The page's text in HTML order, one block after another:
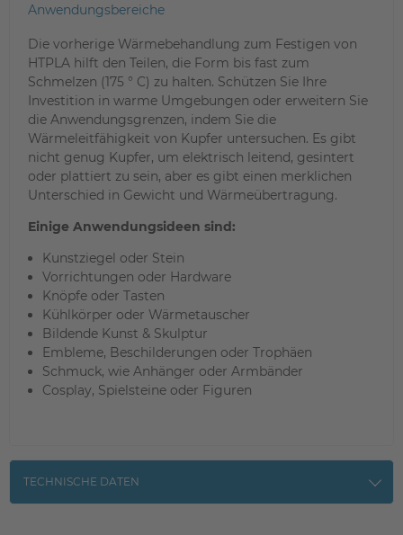
Anwendungsbereiche
Die vorherige Wärmebehandlung zum Festigen von
HTPLA hilft den Teilen, die Form bis fast zum
Schmelzen (175 ° C) zu halten. Schützen Sie Ihre
Investition in warme Umgebungen oder erweitern Sie
die Anwendungsgrenzen, indem Sie die
Wärmeleitfähigkeit von Kupfer untersuchen. Es gibt
nicht genug Kupfer, um elektrisch leitend, gesintert
oder plattiert zu sein, aber es gibt einen merklichen
Unterschied in Gewicht und Wärmeübertragung.
Einige Anwendungsideen sind:
Kunstziegel oder Stein
Vorrichtungen oder Hardware
Knöpfe oder Tasten
Kühlkörper oder Wärmetauscher
Bildende Kunst & Skulptur
Embleme, Beschilderungen oder Trophäen
Schmuck, wie Anhänger oder Armbänder
Cosplay, Spielsteine oder Figuren
TECHNISCHE DATEN